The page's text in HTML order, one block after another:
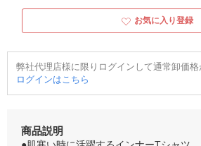
お気に入り登録
弊社代理店様に限りログインして通常卸価
ログインはこちら
商品説明